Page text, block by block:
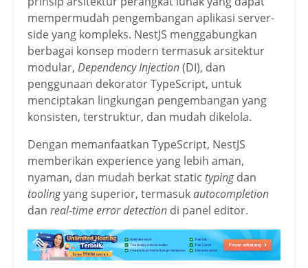
mempermudah pengembangan aplikasi server-
side yang kompleks. NestJS menggabungkan
berbagai konsep modern termasuk arsitektur
modular, Dependency Injection(DI), dan
penggunaan dekorator TypeScript, untuk
menciptakan lingkungan pengembangan yang
konsisten, terstruktur, dan mudah dikelola.
Dengan memanfaatkan TypeScript, NestJS
memberikan experience yang lebih aman,
nyaman, dan mudah berkat static typingdan
toolingyang superior, termasukautocompletion
dan real-time error detection di panel editor.